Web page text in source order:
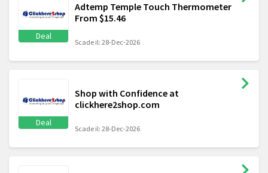
Deal
Adtemp Temple Touch Thermometer
From $15.46
Scade il: 28-Dec-2026
Deal
Shop with Confidence at
clickhere2shop.com
Scade il: 28-Dec-2026